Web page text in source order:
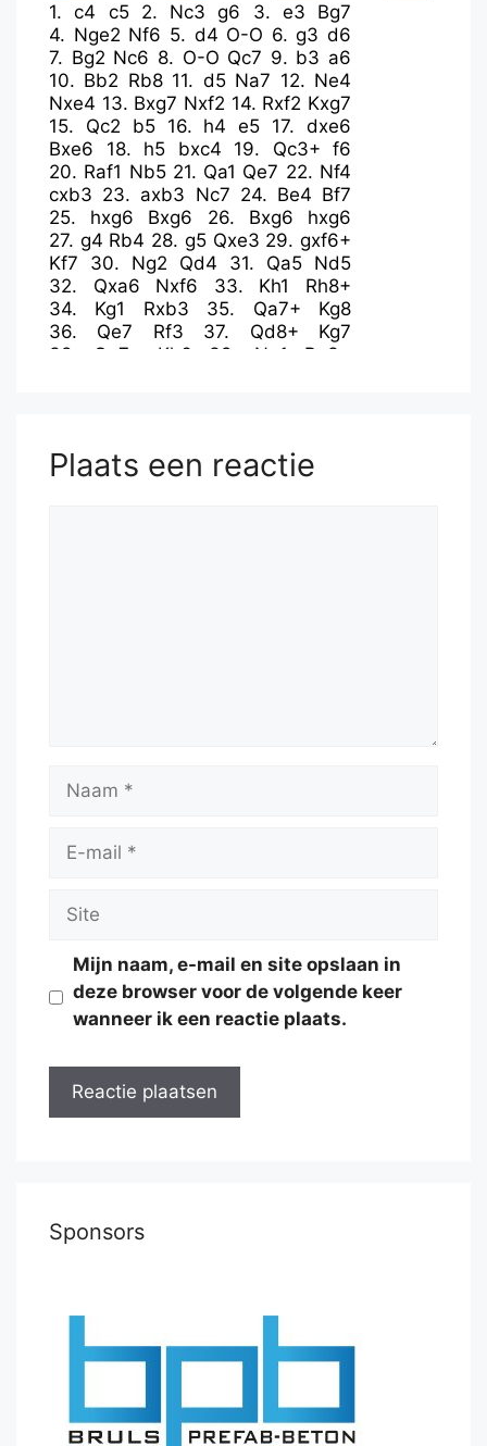
1.c4 c5 2. Nc3 g6 3. e3
Bg7
4. Nge2 Nf6 5. d4 O-O 6.g3 d6
7. Bg2 Nc6 8. O-O Qc7 9. b3 a6
10. Bb2 Rb8 11. d5 Na7 12. Ne4
Nxe4 13. Bxg7 Nxf2 14. Rxf2 Kxg7
15. Qc2 b5 16. h4 e5 17.dxe6
Bxe6
18. h5 bxc4 19. Qc3+ f6
20. Raf1 Nb5 21. Qa1 Qe7 22. Nf4
cxb3 23. axb3 Nc7 24. Be4 Bf7
25. hxg6 Bxg6 26. Bxg6
hxg6
27. g4 Rb4 28. g5 Qxe3 29.gxf6+
Kf7
30. Ng2 Qd4 31. Qa5 Nd5
32. Qxa6 Nxf6 33. Kh1
Rh8+
34. Kg1 Rxb3 35. Qa7+
Kg8
36. Qe7 Rf3 37. Qd8+
Kg7
38.
Qe7+ Kh6 39. Ne1
Rg3+
Plaats een reactie
Naam
Site
Mijn naam, e-mail en site opslaan in
deze browser voor de volgende keer
wanneer ik een reactie plaats.
Sponsors